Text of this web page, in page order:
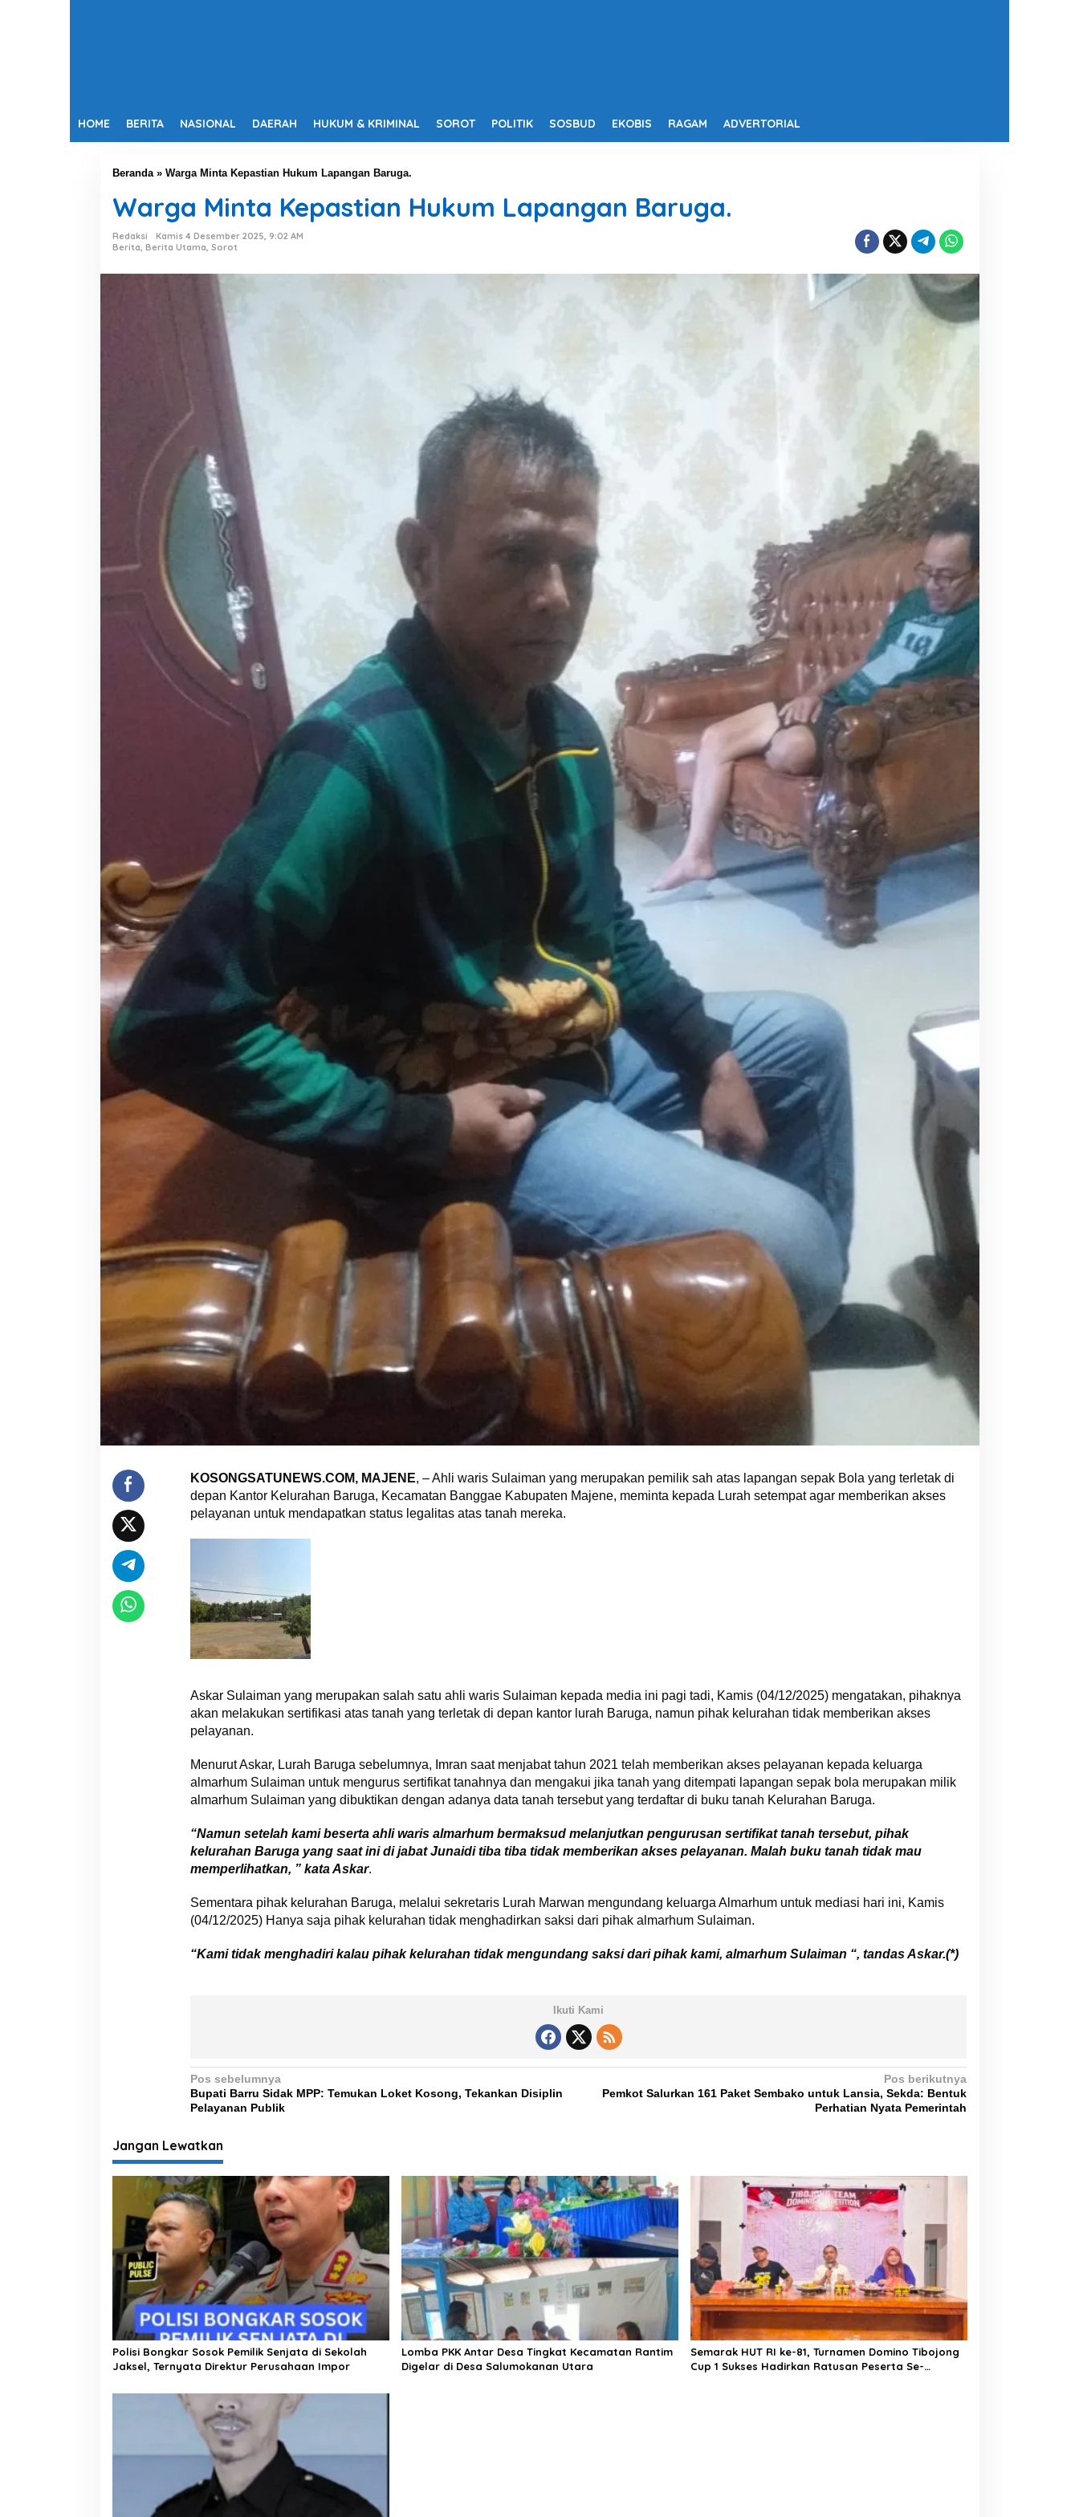
HOME BERITA NASIONAL DAERAH HUKUM & KRIMINAL SOROT POLITIK SOSBUD EKOBIS RAGAM ADVERTORIAL
Beranda» Warga Minta Kepastian Hukum Lapangan Baruga.
Warga Minta Kepastian Hukum Lapangan Baruga.
Redaksi
Kamis 4 Desember 2025, 9:02 AM
Berita, Berita Utama, Sorot
KOSONGSATUNEWS.COM, MAJENE, – Ahli waris Sulaiman yang merupakan pemilik sah atas lapangan sepak Bola yang terletak di
depan Kantor Kelurahan Baruga, Kecamatan Banggae Kabupaten Majene, meminta kepada Lurah setempat agar memberikan akses
pelayanan untuk mendapatkan status legalitas atas tanah mereka.
Askar Sulaiman yang merupakan salah satu ahli waris Sulaiman kepada media ini pagi tadi, Kamis (04/12/2025) mengatakan, pihaknya
akan melakukan sertifikasi atas tanah yang terletak di depan kantor lurah Baruga, namun pihak kelurahan tidak memberikan akses
pelayanan.
Menurut Askar, Lurah Baruga sebelumnya, Imran saat menjabat tahun 2021 telah memberikan akses pelayanan kepada keluarga
almarhum Sulaiman untuk mengurus sertifikat tanahnya dan mengakui jika tanah yang ditempati lapangan sepak bola merupakan milik
almarhum Sulaiman yang dibuktikan dengan adanya data tanah tersebut yang terdaftar di buku tanah Kelurahan Baruga.
“Namun setelah kami beserta ahli waris almarhum bermaksud melanjutkan pengurusan sertifikat tanah tersebut, pihak
kelurahan Baruga yang saat ini di jabat Junaidi tiba tiba tidak memberikan akses pelayanan. Malah buku tanah tidak mau
memperlihatkan, ” kata Askar.
Sementara pihak kelurahan Baruga, melalui sekretaris Lurah Marwan mengundang keluarga Almarhum untuk mediasi hari ini, Kamis
(04/12/2025) Hanya saja pihak kelurahan tidak menghadirkan saksi dari pihak almarhum Sulaiman.
“Kami tidak menghadiri kalau pihak kelurahan tidak mengundang saksi dari pihak kami, almarhum Sulaiman “, tandas Askar.(*)
Ikuti Kami
N
a
i
g
a
s
i
p
o
s
Pos sebelumnya
Bupati Barru Sidak MPP: Temukan Loket Kosong, Tekankan Disiplin
Pelayanan Publik
Pos berikutnya
Pemkot Salurkan 161 Paket Sembako untuk Lansia, Sekda: Bentuk
Perhatian Nyata Pemerintah
Jangan Lewatkan
Polisi Bongkar Sosok Pemilik Senjata di Sekolah
Jaksel, Ternyata Direktur Perusahaan Impor
Lomba PKK Antar Desa Tingkat Kecamatan Rantim
Digelar di Desa Salumokanan Utara
Semarak HUT RI ke-81, Turnamen Domino Tibojong
Cup 1 Sukses Hadirkan Ratusan Peserta Se-